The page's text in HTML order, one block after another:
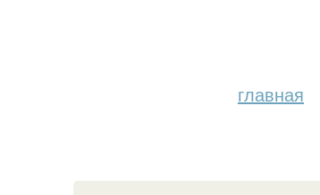
главная